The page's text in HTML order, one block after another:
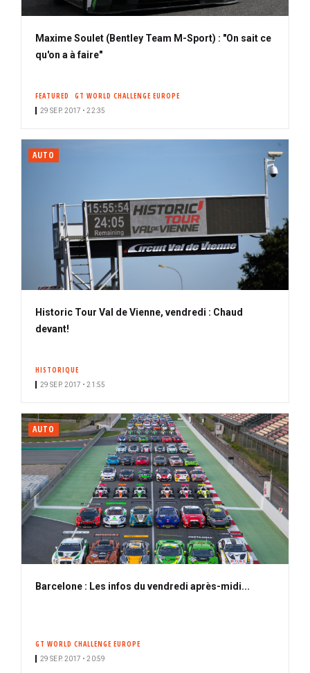
Maxime Soulet (Bentley Team M-Sport) : "On sait ce
qu'on a à faire"
FEATURED GT WORLD CHALLENGE EUROPE
29 SEP. 2017 • 22:35
AUTO
Historic Tour Val de Vienne, vendredi : Chaud
devant!
HISTORIQUE
29 SEP. 2017 • 21:55
AUTO
Barcelone : Les infos du vendredi après-midi...
GT WORLD CHALLENGE EUROPE
29 SEP. 2017 • 20:59